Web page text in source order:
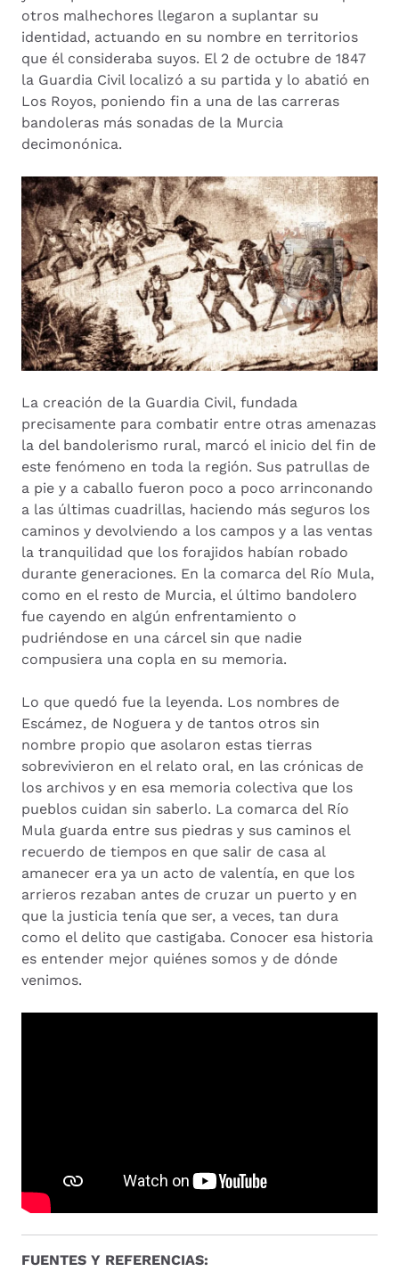
otros malhechores llegaron a suplantar su
identidad, actuando en su nombre en territorios
que él consideraba suyos. El 2 de octubre de 1847
la Guardia Civil localizó a su partida y lo abatió en
Los Royos, poniendo fin a una de las carreras
bandoleras más sonadas de la Murcia
decimonónica.
La creación de la Guardia Civil, fundada
precisamente para combatir entre otras amenazas
la del bandolerismo rural, marcó el inicio del fin de
este fenómeno en toda la región. Sus patrullas de
a pie y a caballo fueron poco a poco arrinconando
a las últimas cuadrillas, haciendo más seguros los
caminos y devolviendo a los campos y a las ventas
la tranquilidad que los forajidos habían robado
durante generaciones. En la comarca del Río Mula,
como en el resto de Murcia, el último bandolero
fue cayendo en algún enfrentamiento o
pudriéndose en una cárcel sin que nadie
compusiera una copla en su memoria.
Lo que quedó fue la leyenda. Los nombres de
Escámez, de Noguera y de tantos otros sin
nombre propio que asolaron estas tierras
sobrevivieron en el relato oral, en las crónicas de
los archivos y en esa memoria colectiva que los
pueblos cuidan sin saberlo. La comarca del Río
Mula guarda entre sus piedras y sus caminos el
recuerdo de tiempos en que salir de casa al
amanecer era ya un acto de valentía, en que los
arrieros rezaban antes de cruzar un puerto y en
que la justicia tenía que ser, a veces, tan dura
como el delito que castigaba. Conocer esa historia
es entender mejor quiénes somos y de dónde
venimos.
FUENTES Y REFERENCIAS: